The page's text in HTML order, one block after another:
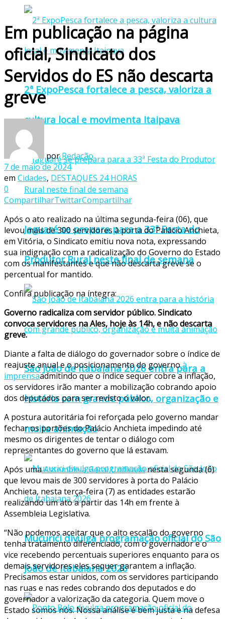
2ª ExpoPesca fortalece a pesca, valoriza a
cultura local e movimenta Itaipava
Jaguaré se prepara para a 33ª Festa do
Produtor Rural neste final de semana
São João de Itabaiana 2026 entra para a
história com grande público, organização e
muita animação
Mucurici divulga programação oficial do São
João de Itabaiana 2026
Em publicação na página
oficial, Sindicato dos
Servidos do ES não descarta
greve
por Redação
7 de maio de 2024
em Cidades, DESTAQUES 24 HORAS
0
CompartilharTwittarCompartilhar
Após o ato realizado na última segunda-feira (06), que
levou mais de 300 servidores à porta do Palácio Anchieta,
em Vitória, o Sindicato emitiu nova nota, expressando
sua indignação com a radicalização do Governo do Estado
com os manifestantes e que não descarta greve se o
percentual for mantido.
Confira publicação na íntegra:
Governo radicaliza com servidor público. Sindicato
convoca servidores na Ales, hoje às 14h, e não descarta
greve.
Diante a falta de diálogo do governador sobre o índice de
reajuste anual e o posicionamento do governoà
imprensaadmitindo que o índice sequer cobre a inflação,
os servidores irão manter a mobilização cobrando apoio
dos deputados para ser revisto o valor.
A postura autoritária foi reforçada pelo governo mandar
fechar os portões do Palácio Anchieta impedindo até
mesmo os dirigentes de tentar o diálogo com
representantes do governo que lá estavam.
Após umaAssembleia Geral Unificadanesta segunda (6)
que levou mais de 300 servidores à porta do Palácio
Anchieta, nesta terça-feira (7) as entidades estarão
realizando um ato a partir das 14h em frente à
Assembleia Legislativa.
“Não podemos aceitar que o alto escalão do governo
tenha tratamento diferenciado, com o governador e o
vice recebendo percentuais superiores enquanto para os
demais servidores eles sequer garantem a inflação.
Precisamos estar unidos, com os servidores participando
nas ruas e nas redes cobrando dos deputados e do
governador a valorização da categoria. Quem move o
Estado somos nós. Nossa análise é bem justa e na defesa